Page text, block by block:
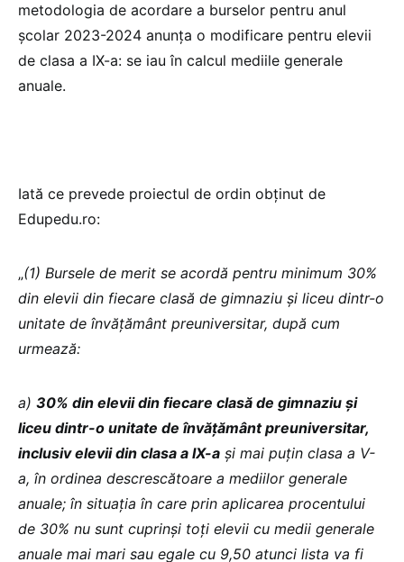
metodologia de acordare a burselor pentru anul
școlar 2023-2024 anunța o modificare pentru elevii
de clasa a IX-a: se iau în calcul mediile generale
anuale.
Iată ce prevede proiectul de ordin obținut de
Edupedu.ro:
„(1) Bursele de merit se acordă pentru minimum 30%
din elevii din fiecare clasă de gimnaziu şi liceu dintr-o
unitate de învăţământ preuniversitar, după cum
urmează:
a) 30% din elevii din fiecare clasă de gimnaziu şi
liceu dintr-o unitate de învăţământ preuniversitar,
inclusiv elevii din clasa a IX-a și mai puțin clasa a V-
a, în ordinea descrescătoare a mediilor generale
anuale; în situaţia în care prin aplicarea procentului
de 30% nu sunt cuprinşi toți elevii cu medii generale
anuale mai mari sau egale cu 9,50 atunci lista va fi